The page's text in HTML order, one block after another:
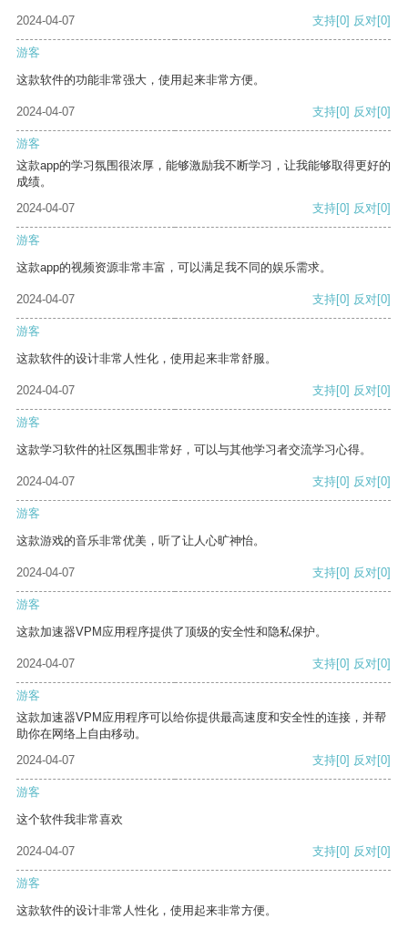
2024-04-07
支持[0] 反对[0]
游客
这款软件的功能非常强大，使用起来非常方便。
2024-04-07 支持[0] 反对[0]
游客
这款app的学习氛围很浓厚，能够激励我不断学习，让我能够取得更好的
成绩。
2024-04-07
支持[0] 反对[0]
游客
这款app的视频资源非常丰富，可以满足我不同的娱乐需求。
2024-04-07 支持[0] 反对[0]
游客
这款软件的设计非常人性化，使用起来非常舒服。
2024-04-07 支持[0] 反对[0]
游客
这款学习软件的社区氛围非常好，可以与其他学习者交流学习心得。
2024-04-07 支持[0] 反对[0]
游客
这款游戏的音乐非常优美，听了让人心旷神怡。
2024-04-07 支持[0] 反对[0]
游客
这款加速器VPM应用程序提供了顶级的安全性和隐私保护。
2024-04-07 支持[0] 反对[0]
游客
这款加速器VPM应用程序可以给你提供最高速度和安全性的连接，并帮
助你在网络上自由移动。
2024-04-07
支持[0] 反对[0]
游客
这个软件我非常喜欢
2024-04-07 支持[0] 反对[0]
游客
这款软件的设计非常人性化，使用起来非常方便。